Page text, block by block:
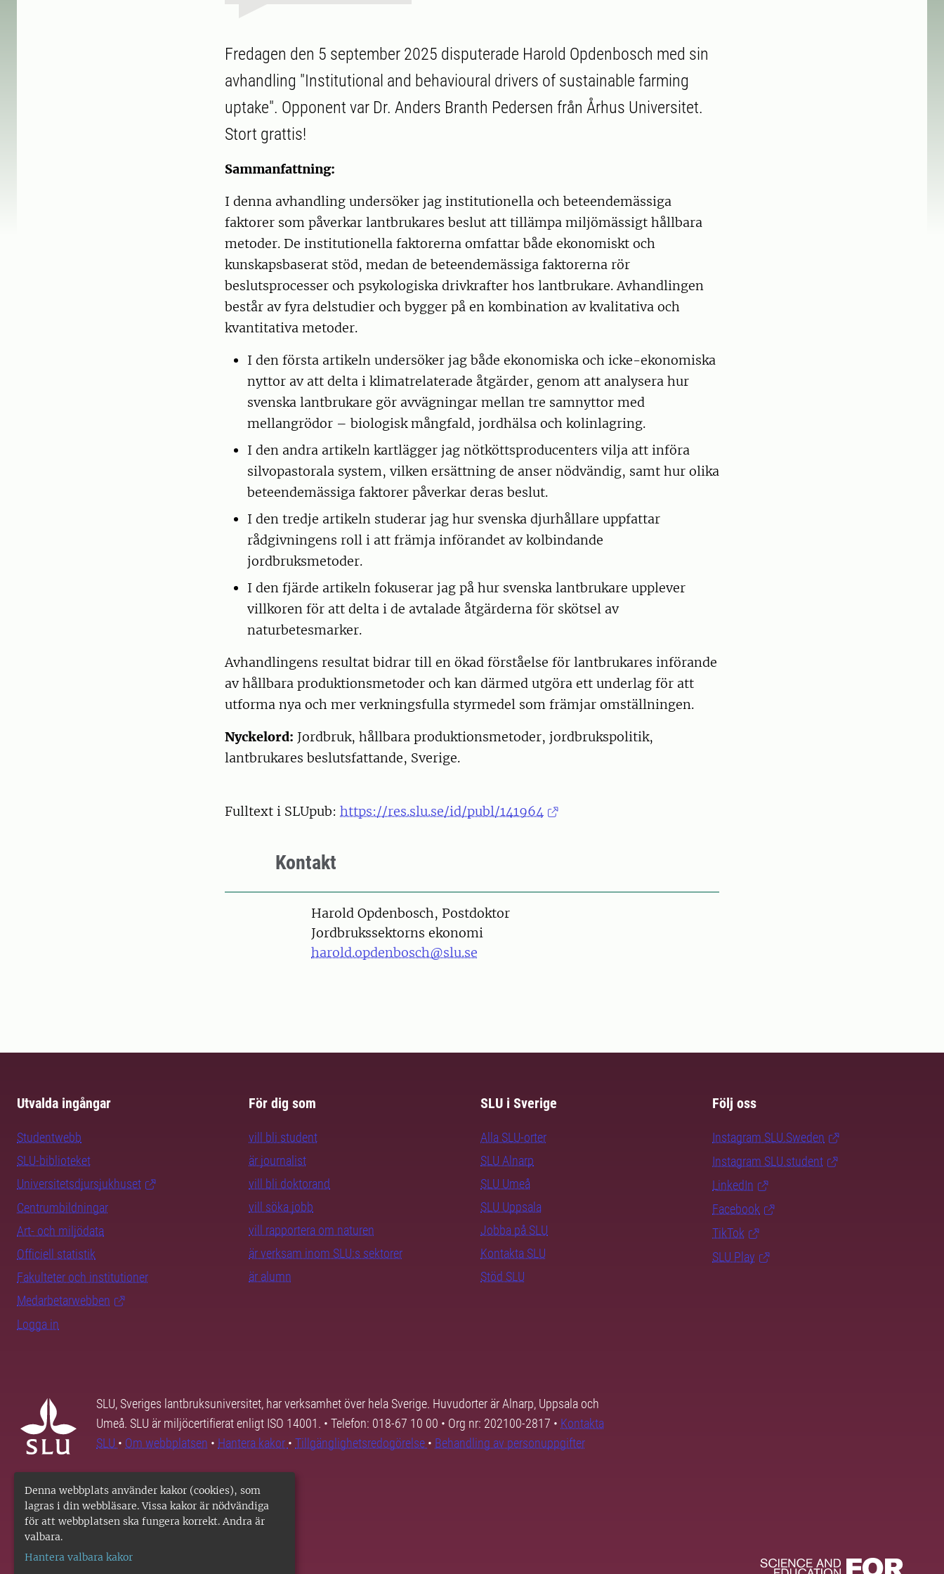
Denna webbplats använder kakor (cookies), som
lagras i din webbläsare. Vissa kakor är nödvändiga
för att webbplatsen ska fungera korrekt. Andra är
valbara.
Hantera valbara kakor
Fredagen den 5 september 2025 disputerade Harold Opdenbosch med sin
avhandling "Institutional and behavioural drivers of sustainable farming
uptake". Opponent var Dr. Anders Branth Pedersen från Århus Universitet.
Stort grattis!
Sammanfattning:
I denna avhandling undersöker jag institutionella och beteendemässiga
faktorer som påverkar lantbrukares beslut att tillämpa miljömässigt hållbara
metoder. De institutionella faktorerna omfattar både ekonomiskt och
kunskapsbaserat stöd, medan de beteendemässiga faktorerna rör
beslutsprocesser och psykologiska drivkrafter hos lantbrukare. Avhandlingen
består av fyra delstudier och bygger på en kombination av kvalitativa och
kvantitativa metoder.
I den första artikeln undersöker jag både ekonomiska och icke-ekonomiska
nyttor av att delta i klimatrelaterade åtgärder, genom att analysera hur
svenska lantbrukare gör avvägningar mellan tre samnyttor med
mellangrödor – biologisk mångfald, jordhälsa och kolinlagring.
I den andra artikeln kartlägger jag nötköttsproducenters vilja att införa
silvopastorala system, vilken ersättning de anser nödvändig, samt hur olika
beteendemässiga faktorer påverkar deras beslut.
I den tredje artikeln studerar jag hur svenska djurhållare uppfattar
rådgivningens roll i att främja införandet av kolbindande
jordbruksmetoder.
I den fjärde artikeln fokuserar jag på hur svenska lantbrukare upplever
villkoren för att delta i de avtalade åtgärderna för skötsel av
naturbetesmarker.
Avhandlingens resultat bidrar till en ökad förståelse för lantbrukares införande
av hållbara produktionsmetoder och kan därmed utgöra ett underlag för att
utforma nya och mer verkningsfulla styrmedel som främjar omställningen.
Nyckelord: Jordbruk, hållbara produktionsmetoder, jordbrukspolitik,
lantbrukares beslutsfattande, Sverige.
Fulltext i SLUpub: https://res.slu.se/id/publ/141964
Kontakt
PersonHarold Opdenbosch, Postdoktor
Jordbrukssektorns ekonomi
harold.opdenbosch@slu.se
Utvalda ingångar
Studentwebb
SLU-biblioteket
Universitetsdjursjukhuset
Centrumbildningar
Art- och miljödata
Officiell statistik
Fakulteter och institutioner
Medarbetarwebben
Logga in
För dig som
vill bli student
är journalist
vill bli doktorand
vill söka jobb
vill rapportera om naturen
är verksam inom SLU:s sektorer
är alumn
SLU i Sverige
Alla SLU-orter
SLU Alnarp
SLU Umeå
SLU Uppsala
Jobba på SLU
Kontakta SLU
Stöd SLU
Följ oss
Instagram SLU.Sweden
Instagram SLU.student
LinkedIn
Facebook
TikTok
SLU Play
SLU, Sveriges lantbruksuniversitet, har verksamhet över hela Sverige. Huvudorter är Alnarp, Uppsala och
Umeå. SLU är miljöcertifierat enligt ISO 14001. • Telefon: 018-67 10 00 • Org nr: 202100-2817 • Kontakta
SLU • Om webbplatsen • Hantera kakor • Tillgänglighetsredogörelse • Behandling av personuppgifter